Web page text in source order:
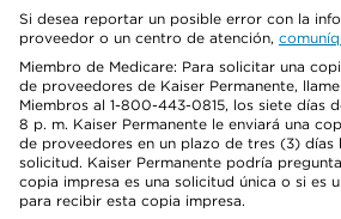
Si desea reportar un posible error con la
proveedor o un centro de atención,
Miembro de Medicare: Para solicitar una
de proveedores de Kaiser Permanente,
Miembros al 1-800-443-0815, los siete días
8 p. m. Kaiser Permanente le enviará una
de proveedores en un plazo de tres (3) días
solicitud. Kaiser Permanente podría
copia impresa es una solicitud única o si es
para recibir esta copia impresa.